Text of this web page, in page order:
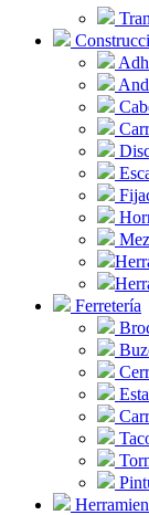
Ferretería